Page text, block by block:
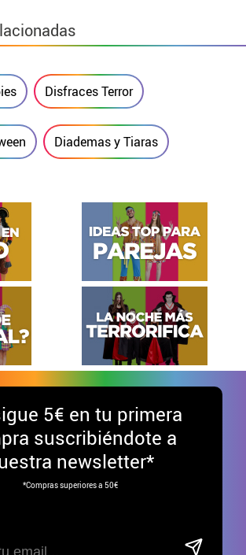
Disfraces Terror
Diademas y Tiaras
5€ en tu primera
suscribiéndote a
newsletter*
*Compras superiores a 50€